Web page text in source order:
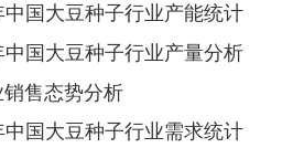
国大豆种子行业产能统计
国大豆种子行业产量分析
售态势分析
国大豆种子行业需求统计